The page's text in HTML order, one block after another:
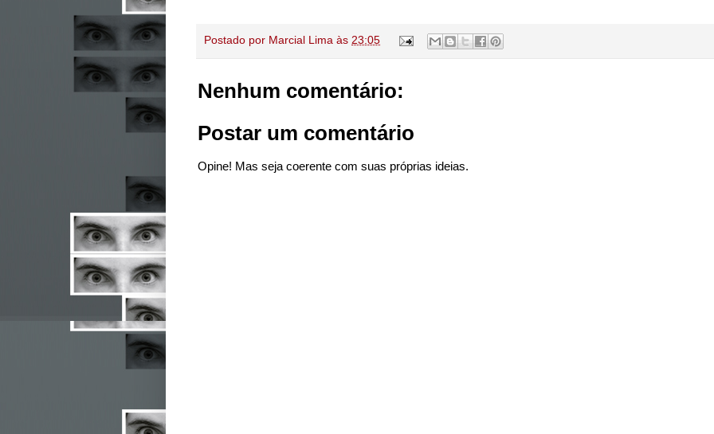
Postado por Marcial Lima às 23:05
Nenhum comentário:
Postar um comentário
Opine! Mas seja coerente com suas próprias ideias.